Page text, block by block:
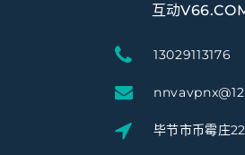
互动
13029113176
毕节市币霉庄